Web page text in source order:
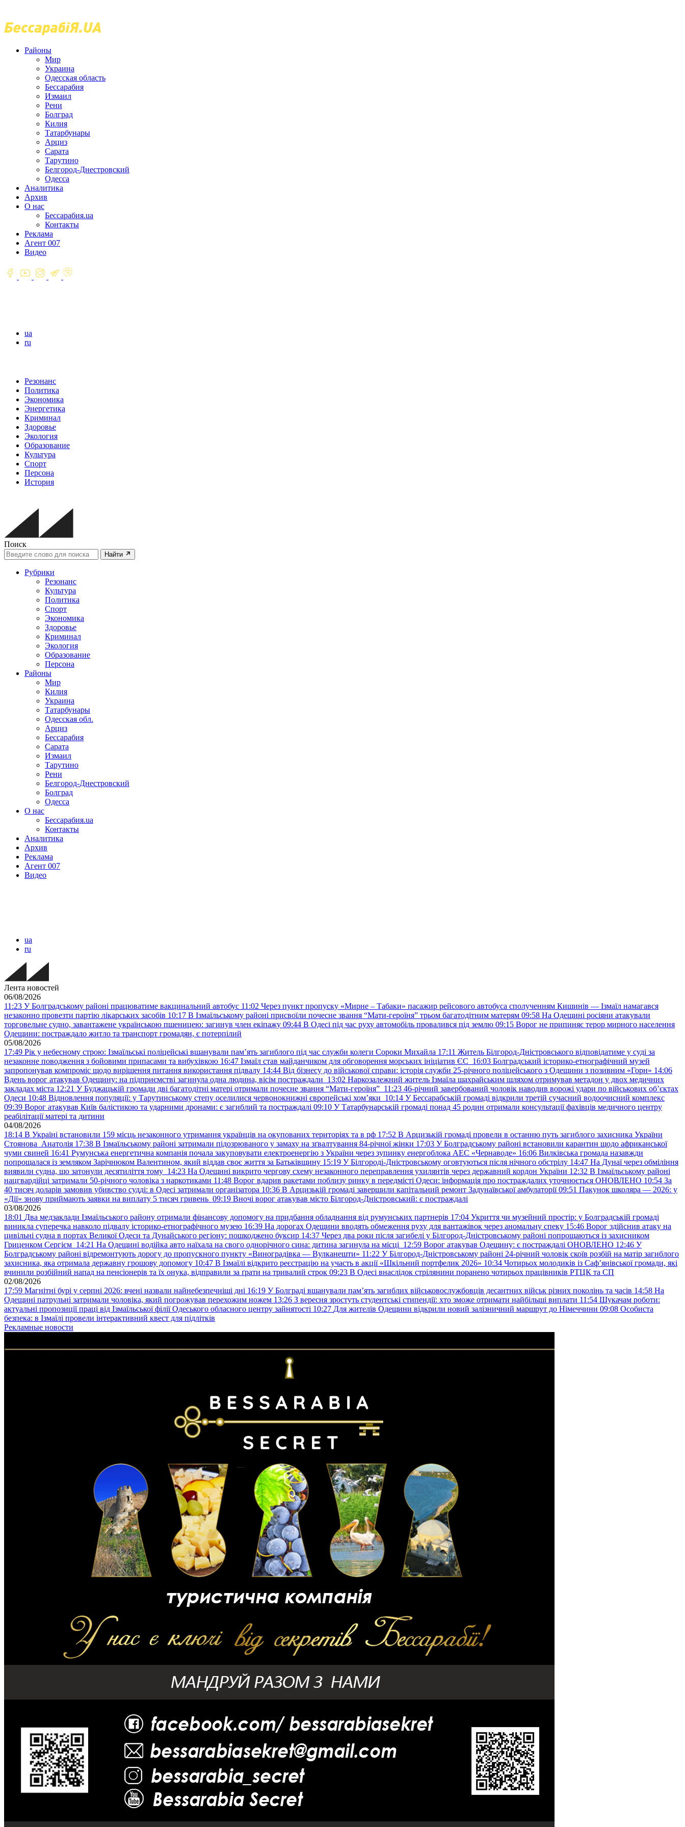
Районы
Мир
Украина
Одесская область
Бессарабия
Измаил
Рени
Болград
Килия
Татарбунары
Арциз
Сарата
Тарутино
Белгород-Днестровский
Одесса
Аналитика
Архив
О нас
Бессарабия.ua
Контакты
Реклама
Агент 007
Видео
ua
ru
Резонанс
Политика
Экономика
Энергетика
Криминал
Здоровье
Экология
Образование
Культура
Спорт
Персона
История
Поиск
Найти
Рубрики
Резонанс
Культура
Политика
Спорт
Экономика
Здоровье
Криминал
Экология
Образование
Персона
Районы
Мир
Килия
Украина
Татарбунары
Одесская обл.
Арциз
Бессарабия
Сарата
Измаил
Тарутино
Рени
Белгород-Днестровский
Болград
Одесса
О нас
Бессарабия.ua
Контакты
Аналитика
Архив
Реклама
Агент 007
Видео
ua
ru
Лента новостей
06/08/2026
11:23 У Болградському районі працюватиме вакцинальний автобус 11:02 Через пункт пропуску «Мирне – Табаки» пасажир рейсового автобуса сполученням Кишинів — Ізмаїл намагався
незаконно провезти партію лікарських засобів 10:17 В Ізмаїльському районі присвоїли почесне звання “Мати-героїня” трьом багатодітним матерям 09:58 На Одещині росіяни атакували
торговельне судно, завантажене українською пшеницею: загинув член екіпажу 09:44 В Одесі під час руху автомобіль провалився під землю 09:15 Ворог не припиняє терор мирного населення
Одещини: постраждало житло та транспорт громадян, є потерпілий
05/08/2026
17:49 Рік у небесному строю: Ізмаїльські поліцейські вшанували пам’ять загиблого під час служби колеги Сороки Михайла 17:11 Житель Білгород-Дністровського відповідатиме у суді за
незаконне поводження з бойовими припасами та вибухівкою 16:47 Ізмаїл став майданчиком для обговорення морських ініціатив ЄС 16:03 Болградський історико-етнографічний музей
запропонував компроміс щодо вирішення питання використання підвалу 14:44 Від бізнесу до військової справи: історія служби 25-річного поліцейського з Одещини з позивним «Горн» 14:06
Вдень ворог атакував Одещину: на підприємстві загинула одна людина, вісім постраждали 13:02 Наркозалежний житель Ізмаїла шахрайським шляхом отримував метадон у двох медичних
закладах міста 12:21 У Буджацькій громади дві багатодітні матері отримали почесне звання “Мати-героїня” 11:23 46-річний завербований чоловік наводив ворожі удари по військових обʼєктах
Одеси 10:48 Відновлення популяції: у Тарутинському степу оселилися червонокнижні європейські хом’яки 10:14 У Бессарабській громаді відкрили третій сучасний водоочисний комплекс
09:39 Ворог атакував Київ балістикою та ударними дронами: є загиблий та постраждалі 09:10 У Татарбунарській громаді понад 45 родин отримали консультації фахівців медичного центру
реабілітації матері та дитини
04/08/2026
18:14 В Україні встановили 159 місць незаконного утримання українців на окупованих територіях та в рф 17:52 В Арцизькій громаді провели в останню путь загиблого захисника України
Стоянова Анатолія 17:38 В Ізмаїльському районі затримали підозрюваного у замаху на зґвалтування 84-річної жінки 17:03 У Болградському районі встановили карантин щодо африканської
чуми свиней 16:41 Румунська енергетична компанія почала закуповувати електроенергію з України через зупинку енергоблока АЕС «Чернаводе» 16:06 Вилківська громада назавжди
попрощалася із земляком Зарічнюком Валентином, який віддав своє життя за Батьківщину 15:19 У Білгороді-Дністровському оговтуються після нічного обстрілу 14:47 На Дунаї через обміління
виявили судна, що затонули десятиліття тому 14:23 На Одещині викрито чергову схему незаконного переправлення ухилянтів через державний кордон України 12:32 В Ізмаїльському районі
нацгвардійці затримали 50-річного чоловіка з наркотиками 11:48 Ворог вдарив ракетами поблизу ринку в передмісті Одеси: інформація про постраждалих уточнюється ОНОВЛЕНО 10:54 За
40 тисяч доларів замовив убивство судді: в Одесі затримали організатора 10:36 В Арцизькій громаді завершили капітальний ремонт Задунаївської амбулаторії 09:51 Пакунок школяра — 2026: у
«Дії» знову приймають заявки на виплату 5 тисяч гривень 09:19 Вночі ворог атакував місто Білгород-Дністровський: є постраждалі
03/08/2026
18:01 Два медзаклади Ізмаїльського району отримали фінансову допомогу на придбання обладнання від румунських партнерів 17:04 Укриття чи музейний простір: у Болградській громаді
виникла суперечка навколо підвалу історико-етнографічного музею 16:39 На дорогах Одещини вводять обмеження руху для вантажівок через аномальну спеку 15:46 Ворог здійснив атаку на
цивільні судна в портах Великої Одеси та Дунайського регіону: пошкоджено буксир 14:37 Через два роки після загибелі у Білгород-Дністровському районі попрощаються із захисником
Гриценком Сергієм 14:21 На Одещині водійка авто наїхала на свого однорічного сина: дитина загинула на місці 12:59 Ворог атакував Одещину: є постраждалі ОНОВЛЕНО 12:46 У
Болградському районі відремонтують дорогу до пропускного пункту «Виноградівка — Вулканешти» 11:22 У Білгород-Дністровському районі 24-річний чоловік скоїв розбій на матір загиблого
захисника, яка отримала державну грошову допомогу 10:47 В Ізмаїлі відкрито реєстрацію на участь в акції «Шкільний портфелик 2026» 10:34 Чотирьох молодиків із Саф’янівської громади, які
вчинили розбійний напад на пенсіонерів та їх онука, відправили за ґрати на тривалий строк 09:23 В Одесі внаслідок стрілянини поранено чотирьох працівників РТЦК та СП
02/08/2026
17:59 Магнітні бурі у серпні 2026: вчені назвали найнебезпечніші дні 16:19 У Болграді вшанували пам’ять загиблих військовослужбовців десантних військ різних поколінь та часів 14:58 На
Одещині патрульні затримали чоловіка, який погрожував перехожим ножем 13:26 З вересня зростуть студентські стипендії: хто зможе отримати найбільші виплати 11:54 Шукачам роботи:
актуальні пропозиції праці від Ізмаїльської філії Одеського обласного центру зайнятості 10:27 Для жителів Одещини відкрили новий залізничний маршрут до Німеччини 09:08 Особиста
безпека: в Ізмаїлі провели інтерактивний квест для підлітків
Рекламные новости